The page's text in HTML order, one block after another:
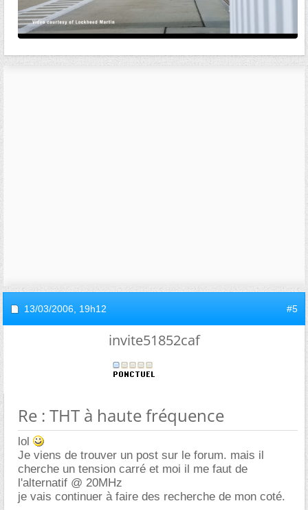
13/03/2006, 19h12 #5
invite51852caf
Re : THT à haute fréquence
lol
Je viens de trouver un post sur le forum. mais il
cherche un tension carré et moi il me faut de
l'alternatif @ 20MHz
je vais continuer à faire des recherche de mon coté.